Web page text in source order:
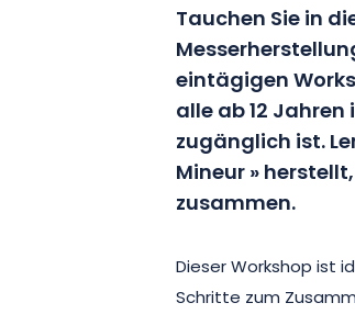
Tauchen Sie in
eintägigen
alle ab 12
zugänglich ist.
Mineur »
zusammen.
Dieser Workshop ist
Schritte zum